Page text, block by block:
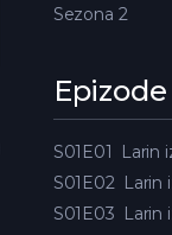
Sezona 2
Epizode
S01E01
Larin
S01E02 Larin
S01E03 Larin